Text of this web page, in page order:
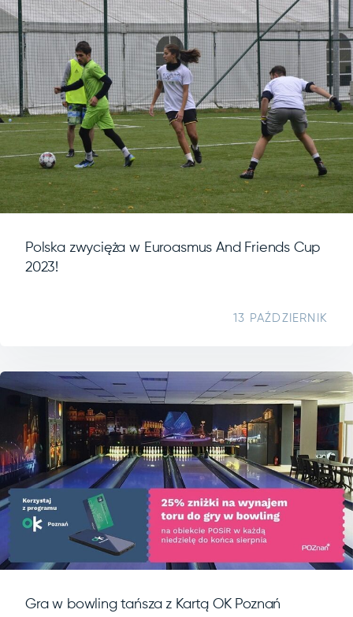
Polska zwycięża w Euroasmus And Friends Cup
2023!
13 PAŹDZIERNIK
Gra w bowling tańsza z Kartą OK Poznań